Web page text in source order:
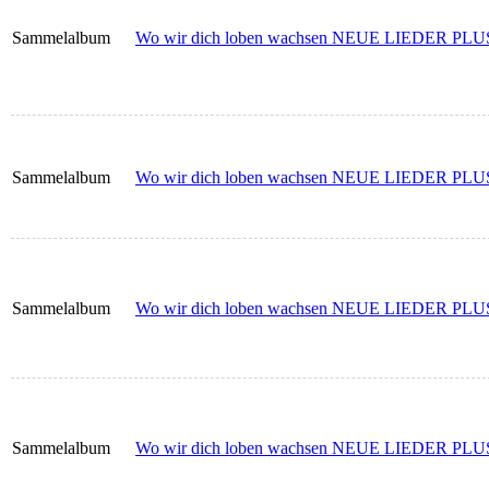
Sammelalbum Wo wir dich loben wachsen NEUE LIEDER
Sammelalbum Wo wir dich loben wachsen NEUE LIEDER
Sammelalbum Wo wir dich loben wachsen NEUE LIEDER
Sammelalbum Wo wir dich loben wachsen NEUE LIEDER